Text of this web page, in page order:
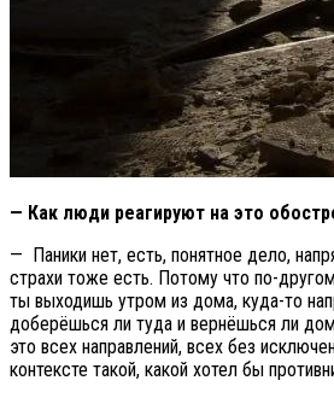
— Как люди реагируют на это
— Паники нет, есть, понятное дело,
страхи тоже есть. Потому что по-
ты выходишь утром из дома, куда-то
доберёшься ли туда и вернёшься ли
это всех направлений, всех без
контексте такой, какой хотел бы